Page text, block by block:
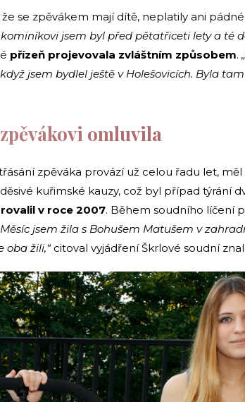
se zpěvákem mají dítě, neplatily ani
jsem byl před pětatřiceti lety a té
přízeň projevovala zvláštním způsobem.
jsem bydlel ještě v Holešovicích. Byla
omluvila
zpěváka provází už celou řadu let,
kuřimské kauzy, což byl případ týrání
v roce 2007. Během soudního líčení
jsem žila s Bohušem Matušem v
oba žili,“citoval vyjádření Škrlové soudní